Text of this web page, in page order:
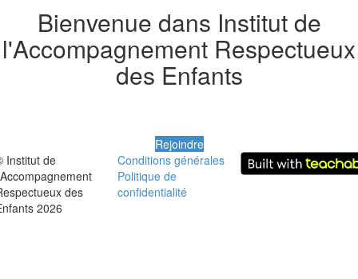
Bienvenue dans Institut de
l'Accompagnement Respectueux
des Enfants
Rejoindre
Institut de
des
2026
Conditions générales
Politique de
confidentialité